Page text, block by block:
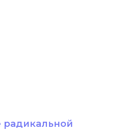
радикальной